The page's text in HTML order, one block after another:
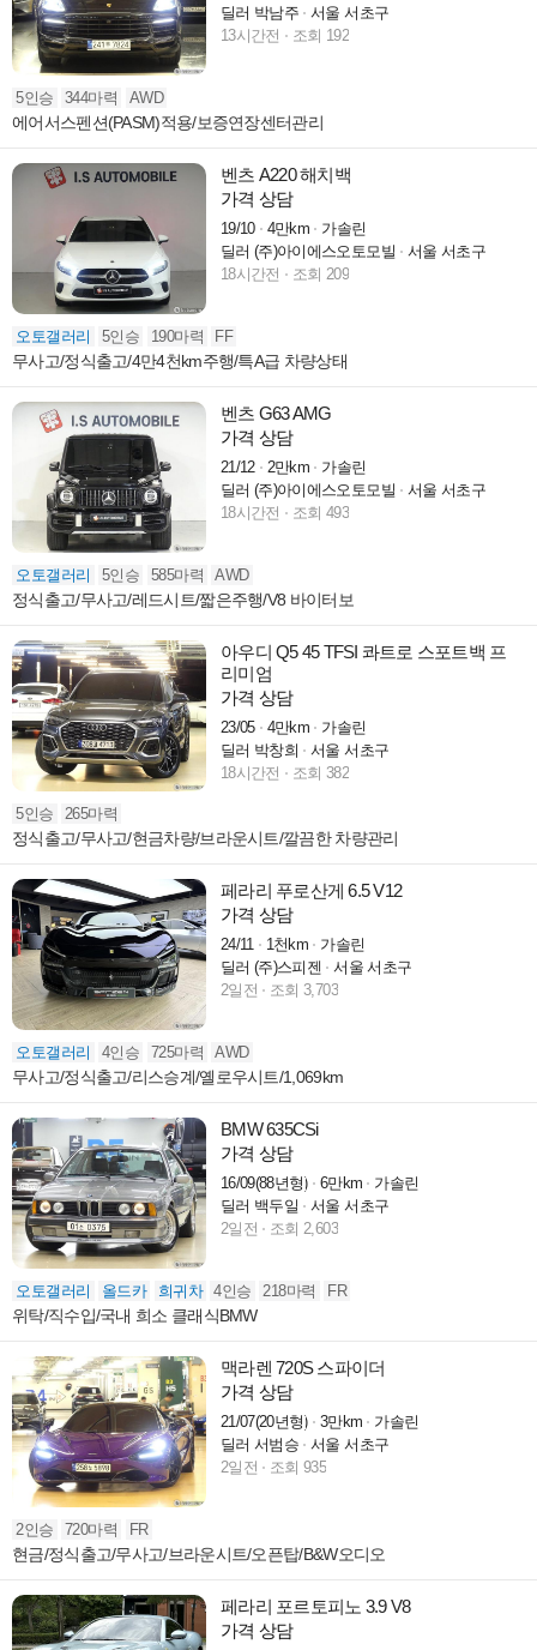
딜러 박남주
서울 서초구
13시간전
조회 192
5인승 344마력 AWD
에어서스펜션(PASM)적용/보증연장센터관리
벤츠 A220 해치백
가격 상담
19/10 4만km
가솔린
딜러 (주)아이에스오토모빌
서울 서초구
18시간전
조회 209
오토갤러리 5인승 190마력 FF
무사고/정식출고/4만4천km주행/특A급 차량상태
벤츠 G63 AMG
가격 상담
21/12 2만km
가솔린
딜러 (주)아이에스오토모빌
서울 서초구
18시간전
조회 493
오토갤러리 5인승 585마력 AWD
정식출고/무사고/레드시트/짧은주행/V8 바이터보
아우디 Q5 45 TFSI 콰트로 스포트백 프
리미엄
가격 상담
23/05 4만km
가솔린
딜러 박창희
서울 서초구
18시간전
조회 382
5인승 265마력
정식출고/무사고/현금차량/브라운시트/깔끔한 차량관리
페라리 푸로산게 6.5 V12
가격 상담
24/11 1천km
가솔린
딜러 (주)스피젠
서울 서초구
2일전
조회 3,703
오토갤러리 4인승 725마력 AWD
무사고/정식출고/리스승계/옐로우시트/1,069km
BMW 635CSi
가격 상담
16/09(88년형) 6만km
가솔린
딜러 백두일
서울 서초구
2일전
조회 2,603
오토갤러리 올드카 희귀차 4인승 218마력 FR
위탁/직수입/국내 희소 클래식BMW
맥라렌 720S 스파이더
가격 상담
21/07(20년형) 3만km
가솔린
딜러 서범승
서울 서초구
2일전
조회 935
2인승 720마력 FR
현금/정식출고/무사고/브라운시트/오픈탑/B&W오디오
페라리 포르토피노 3.9 V8
가격 상담